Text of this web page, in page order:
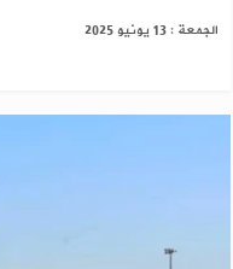
الجمعة : 13 يونيو 2025